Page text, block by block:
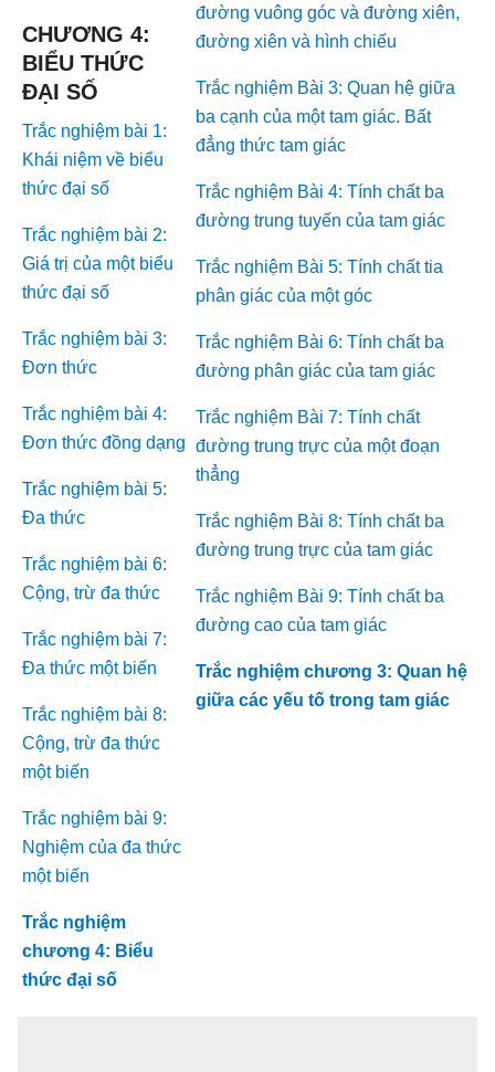
CHƯƠNG 4:
BIỂU THỨC
ĐẠI SỐ
Trắc nghiệm bài 1:
Khái niệm về biểu
thức đại số
Trắc nghiệm bài 2:
Giá trị của một biểu
thức đại số
Trắc nghiệm bài 3:
Đơn thức
Trắc nghiệm bài 4:
Đơn thức đồng dạng
Trắc nghiệm bài 5:
Đa thức
Trắc nghiệm bài 6:
Cộng, trừ đa thức
Trắc nghiệm bài 7:
Đa thức một biến
Trắc nghiệm bài 8:
Cộng, trừ đa thức
một biến
Trắc nghiệm bài 9:
Nghiệm của đa thức
một biến
Trắc nghiệm
chương 4: Biểu
thức đại số
đường vuông góc và đường xiên,
đường xiên và hình chiếu
Trắc nghiệm Bài 3: Quan hệ giữa
ba cạnh của một tam giác. Bất
đẳng thức tam giác
Trắc nghiệm Bài 4: Tính chất ba
đường trung tuyến của tam giác
Trắc nghiệm Bài 5: Tính chất tia
phân giác của một góc
Trắc nghiệm Bài 6: Tính chất ba
đường phân giác của tam giác
Trắc nghiệm Bài 7: Tính chất
đường trung trực của một đoạn
thẳng
Trắc nghiệm Bài 8: Tính chất ba
đường trung trực của tam giác
Trắc nghiệm Bài 9: Tính chất ba
đường cao của tam giác
Trắc nghiệm chương 3: Quan hệ
giữa các yếu tố trong tam giác